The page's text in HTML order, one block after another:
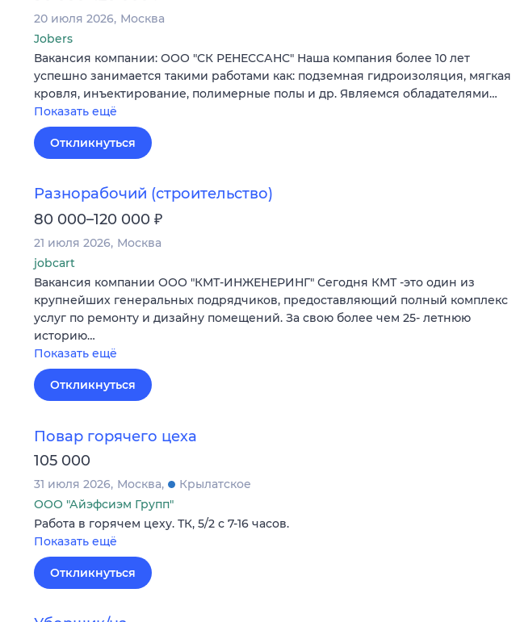
20 июля 2026 Москва
Jobers
Вакансия компании: ООО "СК РЕНЕССАНС" Наша компания более 10 лет
успешно занимается такими работами как: подземная гидроизоляция, мягкая
кровля, инъектирование, полимерные полы и др. Являемся обладателями…
Показать ещё
Откликнуться
Разнорабочий (строительство)
80 000–120 000 ₽
21 июля 2026 Москва
jobcart
Вакансия компании ООО "КМТ-ИНЖЕНЕРИНГ" Сегодня КМТ -это один из
крупнейших генеральных подрядчиков, предоставляющий полный комплекс
услуг по ремонту и дизайну помещений. За свою более чем 25- летнюю
историю…
Показать ещё
Откликнуться
Повар горячего цеха
105 000
31 июля 2026 Москва
Крылатское
ООО "Айэфсиэм Групп"
Работа в горячем цеху. ТК, 5/2 с 7-16 часов.
Показать ещё
Откликнуться